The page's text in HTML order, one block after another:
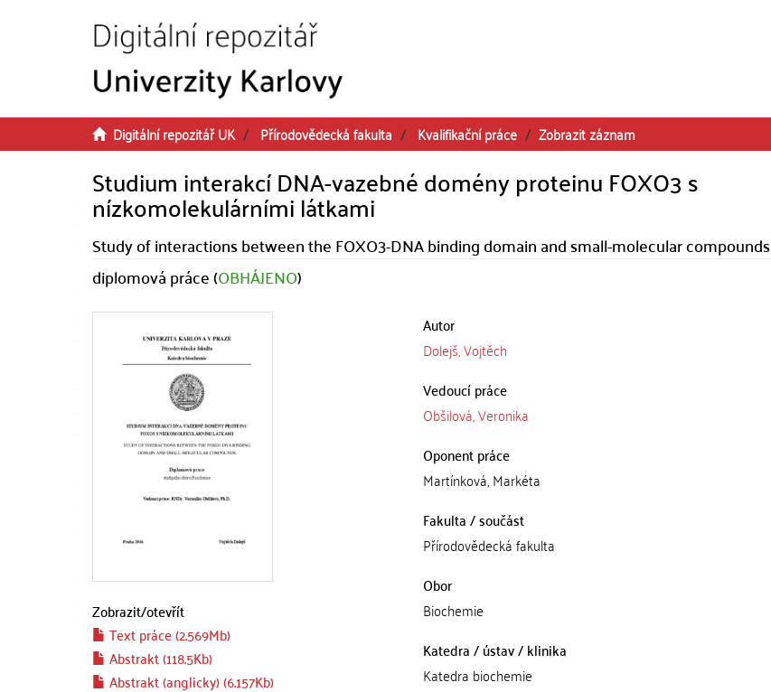
Digitální repozitář UK Přírodovědecká fakulta Kvalifikační práce Zobrazit záznam
Studium interakcí DNA-vazebné domény proteinu FOXO3 s
nízkomolekulárními látkami
Study of interactions between the FOXO3-DNA binding domain and small-molecular compounds
diplomová práce (OBHÁJENO)
Zobrazit/otevřít
Text práce (2.569Mb)
Abstrakt (118.5Kb)
Abstrakt (anglicky) (6.157Kb)
Autor
Dolejš, Vojtěch
Vedoucí práce
Obšilová, Veronika
Oponent práce
Martínková, Markéta
Fakulta / součást
Přírodovědecká fakulta
Obor
Biochemie
Katedra / ústav / klinika
Katedra biochemie